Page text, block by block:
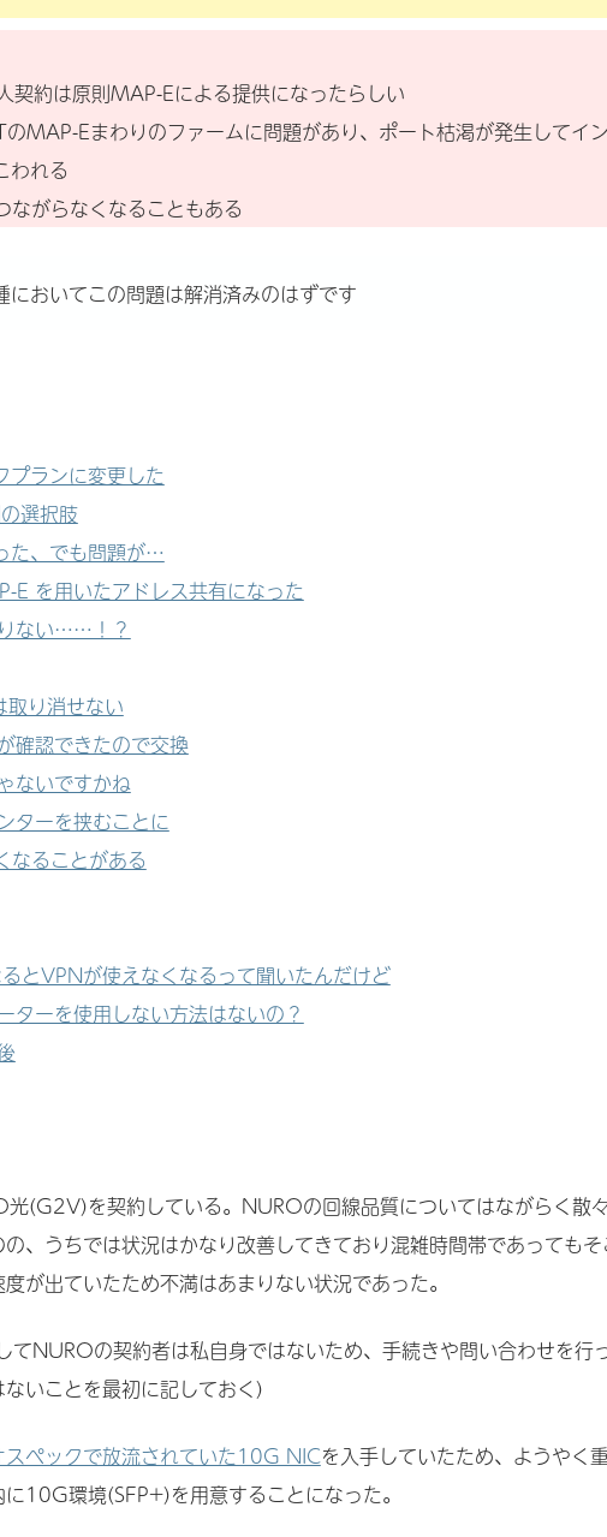
契約は原則MAP-Eによる提供になったらしい
MAP-Eまわりのファームに問題があり、ポート枯渇が発生してイ
われる
ながらなくなることもある
においてこの問題は解消済みのはずです
プランに変更した
選択肢
た、でも問題が…
E を用いたアドレス共有になった
ない……！？
り消せない
確認できたので交換
ないですかね
ターを挟むことに
なることがある
とVPNが使えなくなるって聞いたんだけど
ターを使用しない方法はないの？
(G2V)を契約している。NUROの回線品質についてはながらく散
、うちでは状況はかなり改善してきており混雑時間帯であっても
が出ていたため不満はあまりない状況であった。
てNUROの契約者は私自身ではないため、手続きや問い合わせを行
いことを最初に記しておく)
スペックで放流されていた10G NICを入手していたため、ようやく
10G環境(SFP+)を用意することになった。